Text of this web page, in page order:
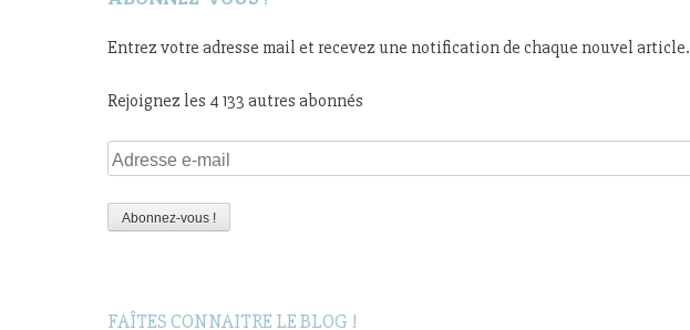
Entrez votre adresse mail et recevez une notification de chaque nouvel article.
Rejoignez les 4 133 autres abonnés
Adresse
e-
mail
Abonnez-vous !
FAÎTES CONNAITRE LE BLOG !